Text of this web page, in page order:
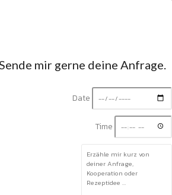
mir gerne deine Anfrage.
Date
Time